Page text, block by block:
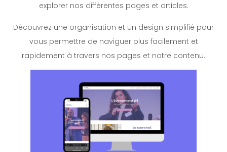
explorer nos différentes pages et articles.
Découvrez une organisation et un design simplifié pour
vous permettre de naviguer plus facilement et
rapidement à travers nos pages et notre contenu.